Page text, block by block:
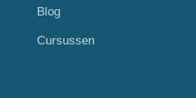
Blog
Cursussen